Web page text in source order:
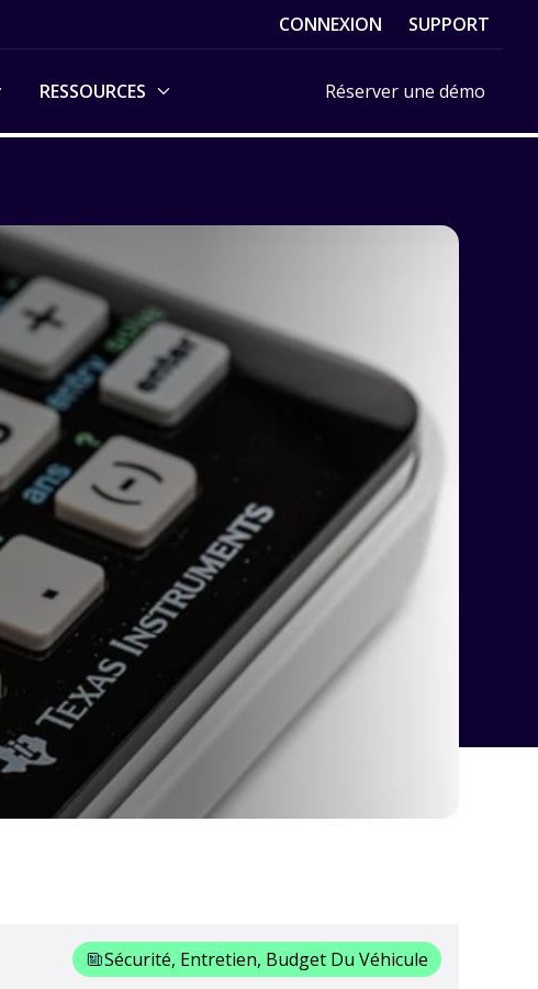
CONNEXION SUPPORT
RESSOURCES Réserver une démo
Sécurité, Entretien, Budget Du Véhicule